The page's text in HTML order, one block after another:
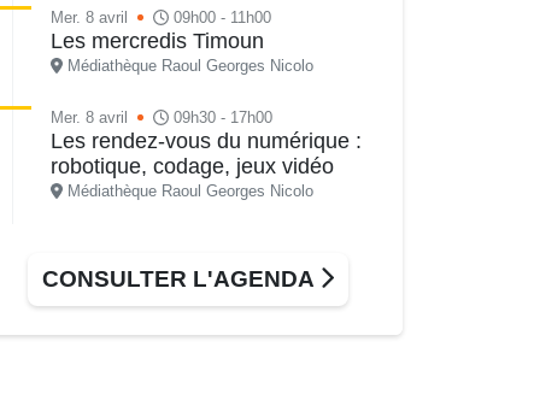
Mer. 8 avril 09h00 - 11h00
Les mercredis Timoun
Médiathèque Raoul Georges Nicolo
Mer. 8 avril 09h30 - 17h00
Les rendez-vous du numérique :
robotique, codage, jeux vidéo
Médiathèque Raoul Georges Nicolo
CONSULTER L'AGENDA